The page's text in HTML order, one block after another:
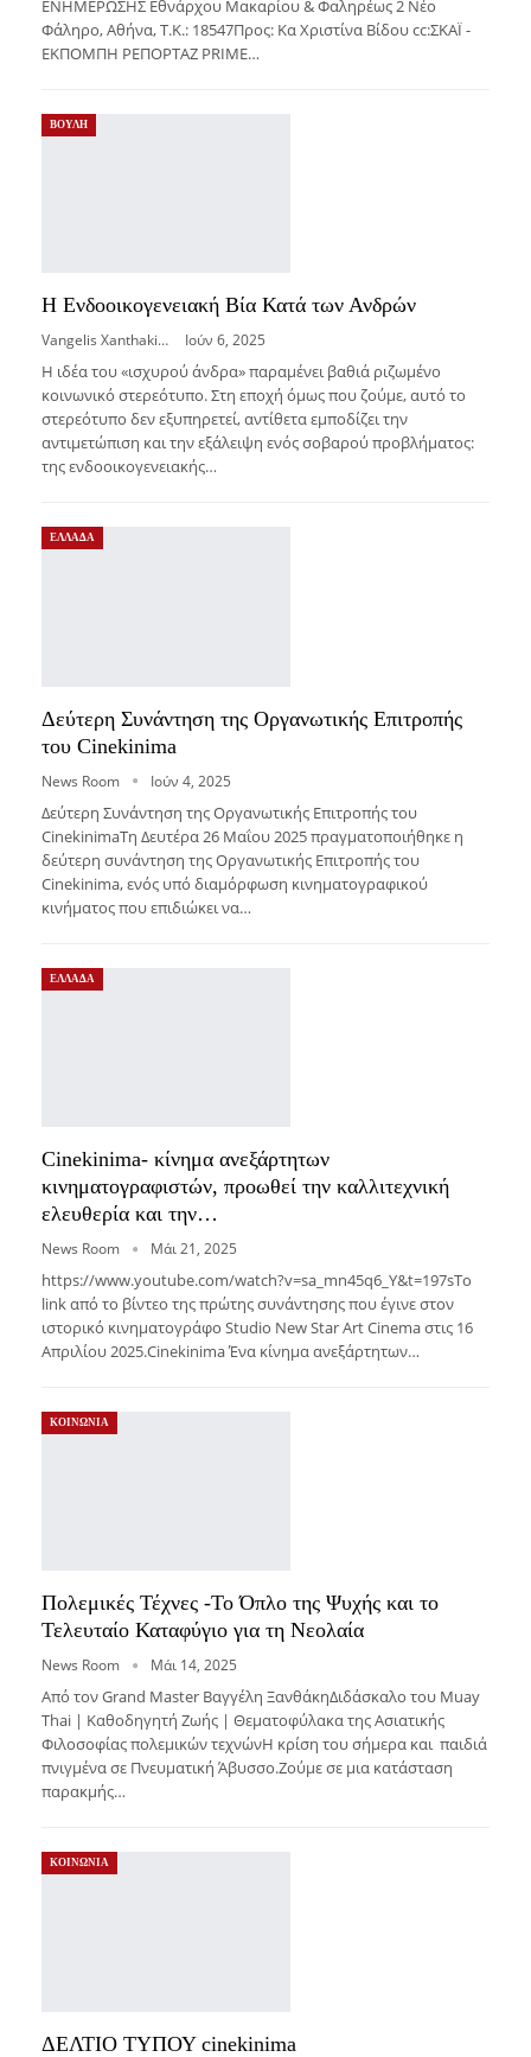
ΕΝΗΜΕΡΩΣΗΣ Eθνάρχου Μακαρίου & Φαληρέως 2 Νέο
Φάληρο, Αθήνα, Τ.Κ.: 18547Προς: Κα Χριστίνα Βίδου cc:ΣΚΑΪ -
ΕΚΠΟΜΠΗ ΡΕΠΟΡΤΑΖ PRIME…
ΒΟΥΛΗ
Η Ενδοοικογενειακή Βία Κατά των Ανδρών
Vangelis Xanthakis Ιούν 6, 2025
Η ιδέα του «ισχυρού άνδρα» παραμένει βαθιά ριζωμένο
κοινωνικό στερεότυπο. Στη εποχή όμως που ζούμε, αυτό το
στερεότυπο δεν εξυπηρετεί, αντίθετα εμποδίζει την
αντιμετώπιση και την εξάλειψη ενός σοβαρού προβλήματος:
της ενδοοικογενειακής…
ΕΛΛΑΔΑ
Δεύτερη Συνάντηση της Οργανωτικής Επιτροπής
του Cinekinima
News Room Ιούν 4, 2025
Δεύτερη Συνάντηση της Οργανωτικής Επιτροπής του
CinekinimaΤη Δευτέρα 26 Μαΐου 2025 πραγματοποιήθηκε η
δεύτερη συνάντηση της Οργανωτικής Επιτροπής του
Cinekinima, ενός υπό διαμόρφωση κινηματογραφικού
κινήματος που επιδιώκει να…
ΕΛΛΑΔΑ
Cinekinima- κίνημα ανεξάρτητων
κινηματογραφιστών, προωθεί την καλλιτεχνική
ελευθερία και την…
News Room Μάι 21, 2025
https://www.youtube.com/watch?v=sa_mn45q6_Y&t=197sΤο
link από το βίντεο της πρώτης συνάντησης που έγινε στον
ιστορικό κινηματογράφο Studio New Star Art Cinema στις 16
Απριλίου 2025.Cinekinima Ένα κίνημα ανεξάρτητων…
ΚΟΙΝΩΝΙΑ
Πολεμικές Τέχνες -Το Όπλο της Ψυχής και το
Τελευταίο Καταφύγιο για τη Νεολαία
News Room Μάι 14, 2025
Από τον Grand Μaster Βαγγέλη ΞανθάκηΔιδάσκαλο του Muay
Thai | Καθοδηγητή Ζωής | Θεματοφύλακα της Ασιατικής
Φιλοσοφίας πολεμικών τεχνώνΗ κρίση του σήμερα και παιδιά
πνιγμένα σε Πνευματική Άβυσσο.Ζούμε σε μια κατάσταση
παρακμής…
ΚΟΙΝΩΝΙΑ
ΔΕΛΤΙΟ ΤΥΠΟΥ cinekinima